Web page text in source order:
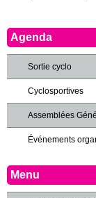
Agenda
Sortie cyclo
Cyclosportives
Assemblées
Événements
Menu